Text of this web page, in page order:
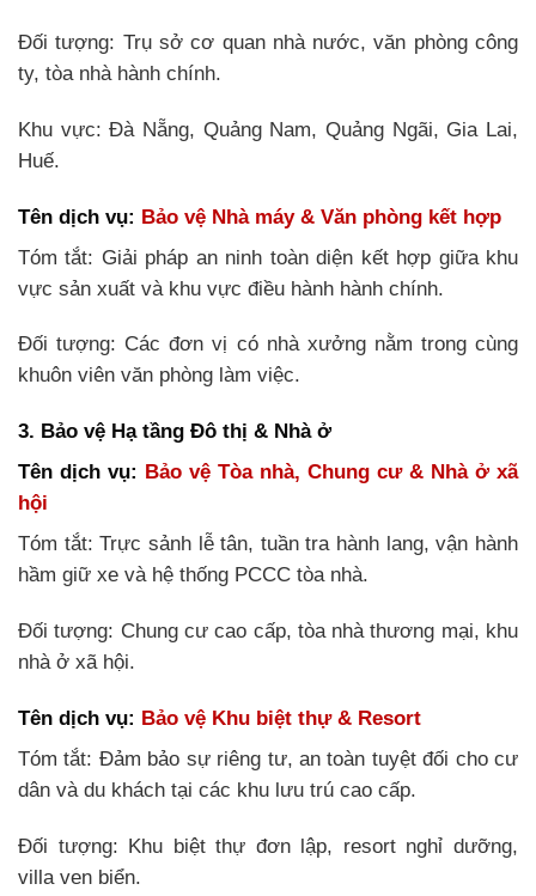
Đối tượng: Trụ sở cơ quan nhà nước, văn phòng công
ty, tòa nhà hành chính.
Khu vực: Đà Nẵng, Quảng Nam, Quảng Ngãi, Gia Lai,
Huế.
Tên dịch vụ: Bảo vệ Nhà máy & Văn phòng kết hợp
Tóm tắt: Giải pháp an ninh toàn diện kết hợp giữa khu
vực sản xuất và khu vực điều hành hành chính.
Đối tượng: Các đơn vị có nhà xưởng nằm trong cùng
khuôn viên văn phòng làm việc.
3. Bảo vệ Hạ tầng Đô thị & Nhà ở
Tên dịch vụ: Bảo vệ Tòa nhà, Chung cư & Nhà ở xã
hội
Tóm tắt: Trực sảnh lễ tân, tuần tra hành lang, vận hành
hầm giữ xe và hệ thống PCCC tòa nhà.
Đối tượng: Chung cư cao cấp, tòa nhà thương mại, khu
nhà ở xã hội.
Tên dịch vụ: Bảo vệ Khu biệt thự & Resort
Tóm tắt: Đảm bảo sự riêng tư, an toàn tuyệt đối cho cư
dân và du khách tại các khu lưu trú cao cấp.
Đối tượng: Khu biệt thự đơn lập, resort nghỉ dưỡng,
villa ven biển.